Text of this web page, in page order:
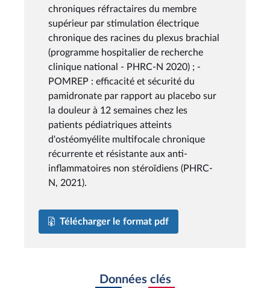
chroniques réfractaires du membre
supérieur par stimulation électrique
chronique des racines du plexus brachial
(programme hospitalier de recherche
clinique national - PHRC-N 2020) ; -
POMREP : efficacité et sécurité du
pamidronate par rapport au placebo sur
la douleur à 12 semaines chez les
patients pédiatriques atteints
d'ostéomyélite multifocale chronique
récurrente et résistante aux anti-
inflammatoires non stéroïdiens (PHRC-
N, 2021).
Télécharger le format pdf
Données clés